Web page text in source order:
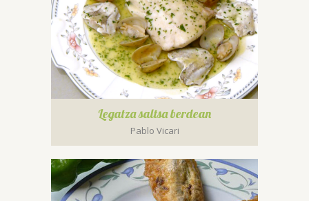
Legatza saltsa berdean
Pablo Vicari